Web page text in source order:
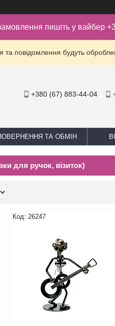
пишіть у вайбер
повідомлення будуть
+380 (67) 883-44-04
ТА ОБМІН
для ручок, візиток)
26247